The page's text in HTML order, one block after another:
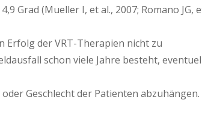
Grad (Mueller I, et al., 2007; Romano JG,
Erfolg der VRT-Therapien nicht zu
schon viele Jahre besteht,
Geschlecht der Patienten abzuhängen.